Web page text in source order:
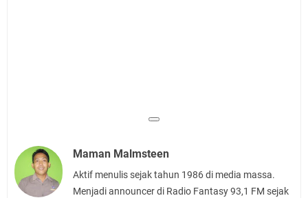
Maman Malmsteen
Aktif menulis sejak tahun 1986 di media massa.
Menjadi announcer di Radio Fantasy 93,1 FM sejak